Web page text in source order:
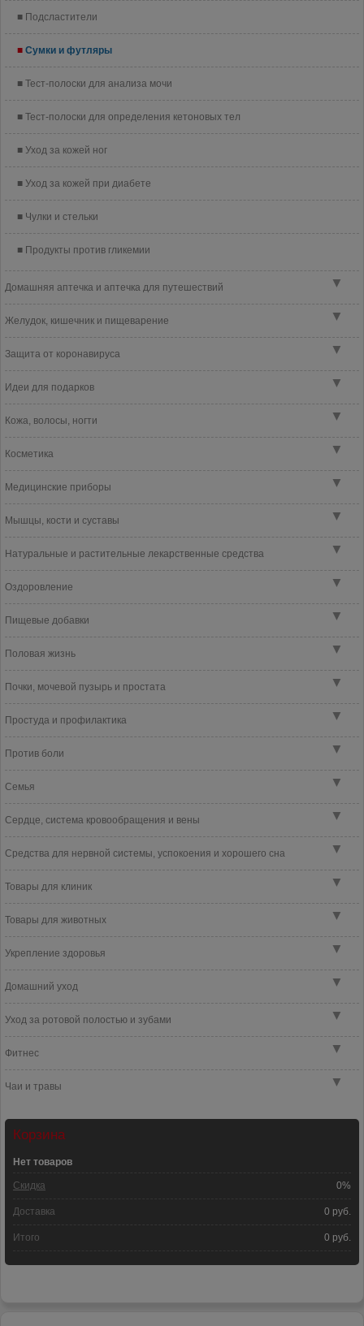
Подсластители
Сумки и футляры
Тест-полоски для анализа мочи
Тест-полоски для определения кетоновых тел
Уход за кожей ног
Уход за кожей при диабете
Чулки и стельки
Продукты против гликемии
▼
Домашняя аптечка и аптечка для путешествий
▼
Желудок, кишечник и пищеварение
▼
Защита от коронавируса
▼
Идеи для подарков
▼
Кожа, волосы, ногти
▼
Косметика
▼
Медицинские приборы
▼
Мышцы, кости и суставы
▼
Натуральные и растительные лекарственные средства
▼
Оздоровление
▼
Пищевые добавки
▼
Половая жизнь
▼
Почки, мочевой пузырь и простата
▼
Простуда и профилактика
▼
Против боли
▼
Семья
▼
Сердце, система кровообращения и вены
▼
Средства для нервной системы, успокоения и хорошего сна
▼
Товары для клиник
▼
Товары для животных
▼
Укрепление здоровья
▼
Домашний уход
▼
Уход за ротовой полостью и зубами
▼
Фитнес
▼
Чаи и травы
Корзина
Нет товаров
Скидка 0%
Доставка 0 руб.
Итого 0 руб.